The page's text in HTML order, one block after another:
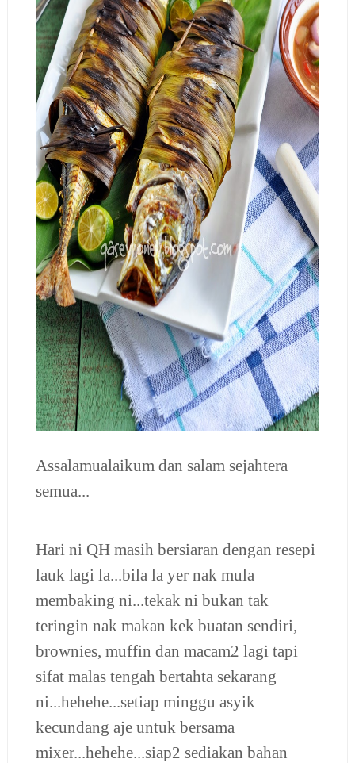
Assalamualaikum dan salam sejahtera
semua...
Hari ni QH masih bersiaran dengan resepi
lauk lagi la...bila la yer nak mula
membaking ni...tekak ni bukan tak
teringin nak makan kek buatan sendiri,
brownies, muffin dan macam2 lagi tapi
sifat malas tengah bertahta sekarang
ni...hehehe...setiap minggu asyik
kecundang aje untuk bersama
mixer...hehehe...siap2 sediakan bahan